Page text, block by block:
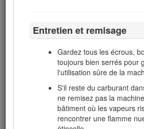
Entretien et remisage
Gardez tous les écrous,
toujours bien serrés pour
l'utilisation sûre de la
S'il reste du carburant
ne remisez pas la
bâtiment où les vapeurs
rencontrer une flamme
Laissez refroidir le moteur
plein.
Ne faites jamais le plein de
l'intérieur d'un local.
Ne remisez jamais la
de carburant à proximité
d'une source d'étincelles ou
telle celle d'un chauffe-eau
appareils.